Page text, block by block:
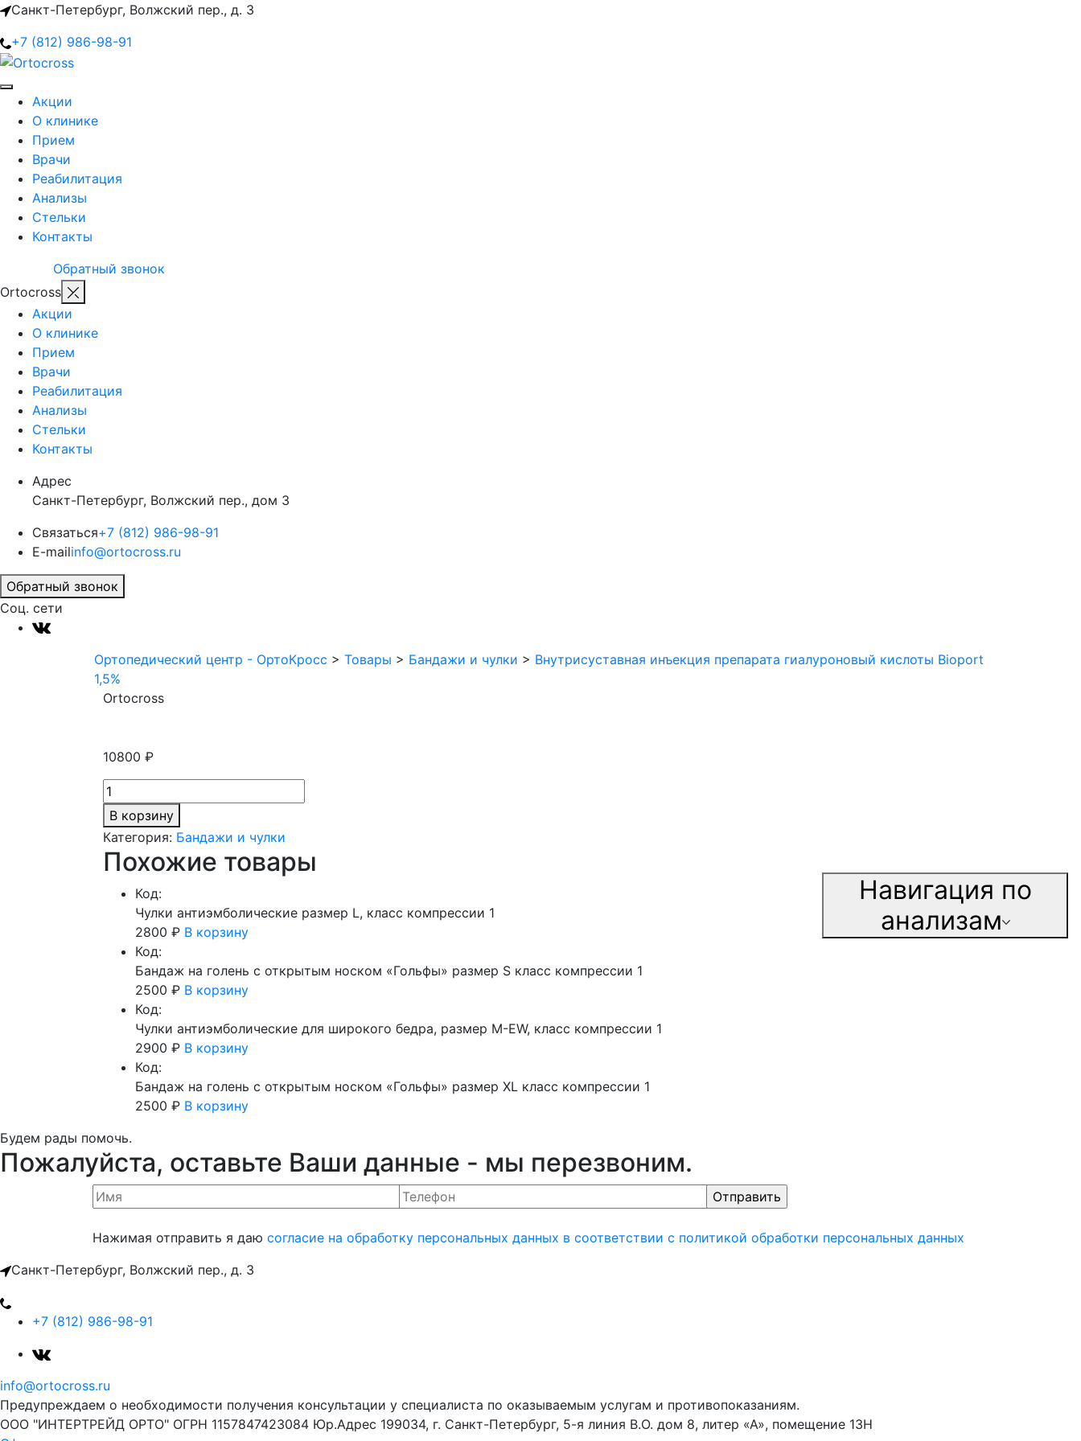
Санкт-Петербург, Волжский пер., д. 3
+7 (812) 986-98-91
Акции
О клинике
Прием
Врачи
Реабилитация
Анализы
Стельки
Контакты
Обратный звонок
Ortocross
Акции
О клинике
Прием
Врачи
Реабилитация
Анализы
Стельки
Контакты
Адрес
Санкт-Петербург, Волжский пер., дом 3
Связаться+7 (812) 986-98-91
E-mailinfo@ortocross.ru
Обратный звонок
Соц. сети
Ортопедический центр - ОртоКросс > Товары > Бандажи и чулки > Внутрисуставная инъекция препарата гиалуроновый кислоты Bioport
1,5%
Ortocross
10800 ₽
Количество
товара
Внутрисуставная
инъекция
препарата
гиалуроновый
кислоты
Bioport
В корзину
Категория: Бандажи и чулки
Похожие товары
Код:
Чулки антиэмболические размер L, класс компрессии 1
2800 ₽ В корзину
Код:
Бандаж на голень с открытым носком «Гольфы» размер S класс компрессии 1
2500 ₽ В корзину
Код:
Чулки антиэмболические для широкого бедра, размер M-EW, класс компрессии 1
2900 ₽ В корзину
Код:
Бандаж на голень с открытым носком «Гольфы» размер XL класс компрессии 1
2500 ₽ В корзину
Навигация по
анализам
Будем рады помочь.
Пожалуйста, оставьте Ваши данные - мы перезвоним.
Нажимая отправить я даю согласие на обработку персональных данных в соответствии с политикой обработки персональных данных
Санкт-Петербург, Волжский пер., д. 3
+7 (812) 986-98-91
info@ortocross.ru
Предупреждаем о необходимости получения консультации у специалиста по оказываемым услугам и противопоказаниям.
ООО "ИНТЕРТРЕЙД ОРТО" ОГРН 1157847423084 Юр.Адрес 199034, г. Санкт-Петербург, 5-я линия В.О. дом 8, литер «А», помещение 13Н